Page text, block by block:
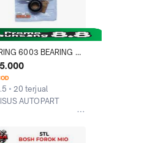
6003 BEARING
MIO SMILE
SOUL NOUVO
/ BEARING ARM MIO
BOSH ARM MIO
20 terjual
AUTOPART